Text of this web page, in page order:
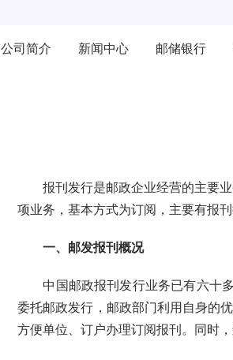
公司简介 新闻中心 邮储银行
报刊发行是邮政企业经营的主要业
项业务，基本方式为订阅，主要有报
一、邮发报刊概况
中国邮政报刊发行业务已有六十多
委托邮政发行，邮政部门利用自身的
方便单位、订户办理订阅报刊。同时